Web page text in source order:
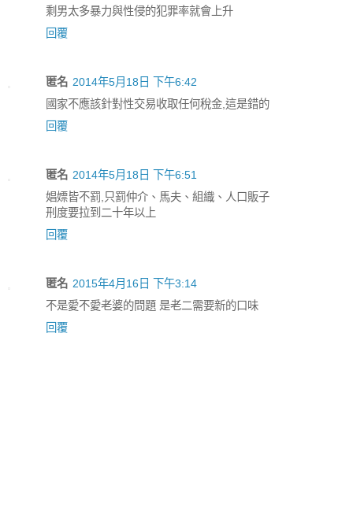
剩男太多暴力與性侵的犯罪率就會上升
回覆
匿名 2014年5月18日 下午6:42
國家不應該針對性交易收取任何稅金,這是錯的
回覆
匿名 2014年5月18日 下午6:51
娼嫖皆不罰,只罰仲介、馬夫、組織、人口販子
刑度要拉到二十年以上
回覆
匿名 2015年4月16日 下午3:14
不是愛不愛老婆的問題 是老二需要新的口味
回覆